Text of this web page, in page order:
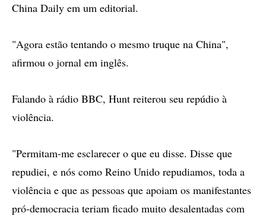
China Daily em um editorial.
"Agora estão tentando o mesmo truque na China",
afirmou o jornal em inglês.
Falando à rádio BBC, Hunt reiterou seu repúdio à
violência.
"Permitam-me esclarecer o que eu disse. Disse que
repudiei, e nós como Reino Unido repudiamos, toda a
violência e que as pessoas que apoiam os manifestantes
pró-democracia teriam ficado muito desalentadas com